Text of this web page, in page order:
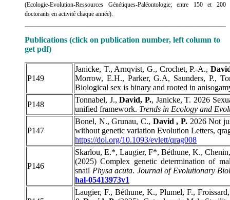
(Ecologie-Evolution-Ressources Génétiques-Paléontologie; entre 150 et 200
doctorants en activité chaque année).
Publications (click on publication number, left column to
get pdf)
P149
Janicke, T., Arnqvist, G., Crochet, P.-A.,
Morrow, E.H., Parker, G.A, Saunders, P.,
Biological sex is binary and rooted in
P148
Tonnabel, J.,David, P., Janicke, T. 2026
unified framework. Trends in Ecology and
P147
Bonel, N., Grunau, C., David , P.2026 Not
without genetic variation Evolution Letters,
https://doi.org/10.1093/evlett/qrag008
P146
Skarlou, E.*, Laugier, F*, Béthune, K.,
(2025) Complex genetic determination of
snail Physa acuta. Journal of Evolutionary
hal-05413973v1
Laugier, F., Béthune, K., Plumel, F.,